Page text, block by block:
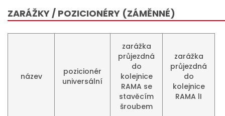
ZARÁŽKY / POZICIONÉRY (ZÁMĚNNÉ)
název
pozicionér
universální
zarážka
průjezdná
do
kolejnice
RAMA se
stavěcím
šroubem
zarážka
průjezdná
do
kolejnice
RAMA lI